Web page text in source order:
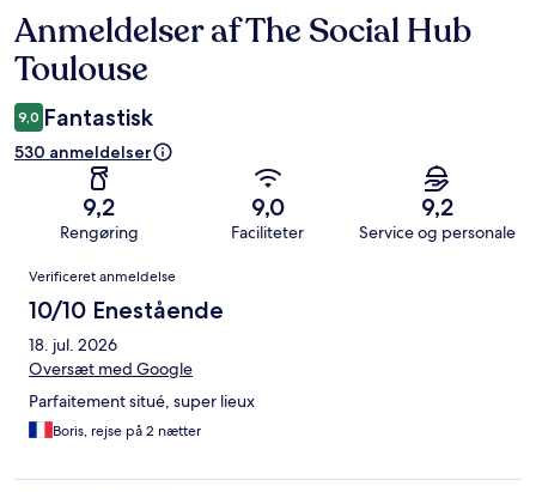
Anmeldelser
Anmeldelser af The Social Hub
Toulouse
9,0 Fantastisk
530 anmeldelser
9,2
Rengøring
9,0
Faciliteter
9,2
Service og personale
Anmeldelser
Verificeret anmeldelse
10/10 Enestående
18. jul. 2026
Oversæt med Google
Parfaitement situé, super lieux
Boris, rejse på 2 nætter